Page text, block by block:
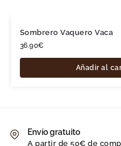
Sombrero Vaquero Vaca
36.90€
Añadir al
Envío gratuito
A partir de 50€ de